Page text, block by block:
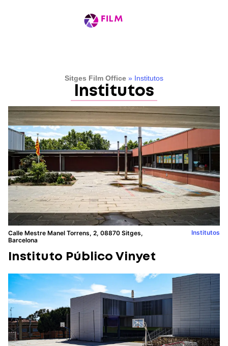
Sitges Film Office » Institutos
Institutos
Calle Mestre Manel Torrens, 2, 08870 Sitges,
Barcelona
Institutos
Instituto Público Vinyet